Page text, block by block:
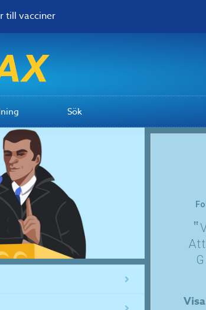
till vacciner
Sök
Visa